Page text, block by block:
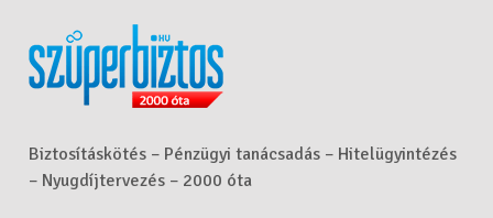
Biztosításkötés – Pénzügyi tanácsadás – Hitelügyintézés
– Nyugdíjtervezés – 2000 óta